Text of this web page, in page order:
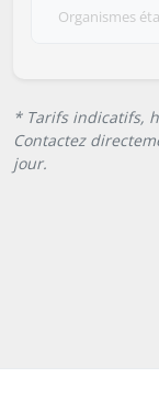
Organismes
* Tarifs indicatifs,
Contactez
jour.